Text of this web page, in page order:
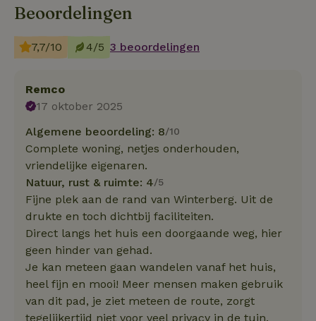
Beoordelingen
7,7/10 4/5 3 beoordelingen
Remco
17 oktober 2025
Algemene beoordeling: 8/10
Complete woning, netjes onderhouden,
vriendelijke eigenaren.
Natuur, rust & ruimte: 4/5
Fijne plek aan de rand van Winterberg. Uit de
drukte en toch dichtbij faciliteiten.
Direct langs het huis een doorgaande weg, hier
geen hinder van gehad.
Je kan meteen gaan wandelen vanaf het huis,
heel fijn en mooi! Meer mensen maken gebruik
van dit pad, je ziet meteen de route, zorgt
tegelijkertijd niet voor veel privacy in de tuin.